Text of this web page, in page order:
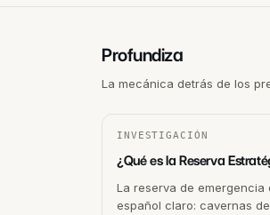
Profundiza
La mecánica detrás de los
INVESTIGACIÓN
¿Qué es la Reserva
La reserva de emergencia
español claro: cavernas